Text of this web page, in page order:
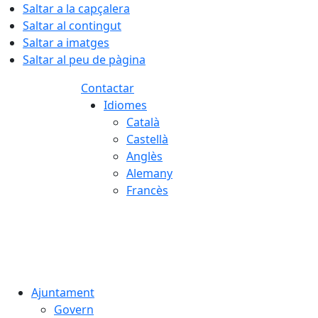
Saltar a la capçalera
Saltar al contingut
Saltar a imatges
Saltar al peu de pàgina
Contactar
Idiomes
Català
Castellà
Anglès
Alemany
Francès
Ajuntament
Govern